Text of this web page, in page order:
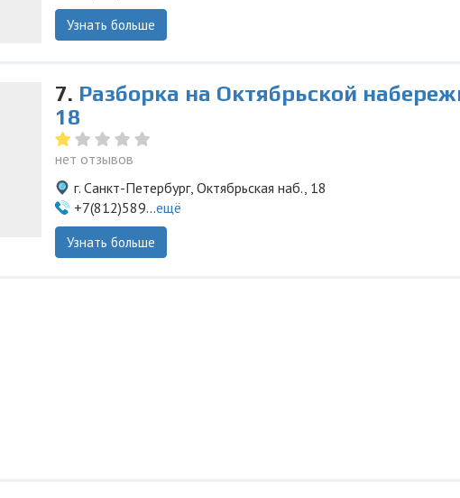
Узнать больше
7. Разборка на Октябрьской
18
нет отзывов
г. Санкт-Петербург, Октябрьская наб., 18
+7(812)589...ещё
Узнать больше